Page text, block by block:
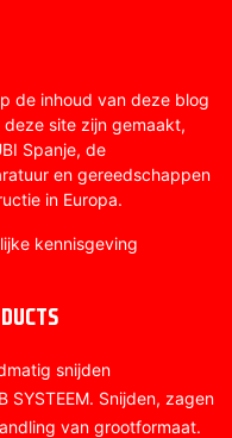
de inhoud van deze blog
site zijn gemaakt,
Spanje, de
en gereedschappen
in Europa.
kennisgeving
snijden
SYSTEEM. Snijden, zagen
van grootformaat.